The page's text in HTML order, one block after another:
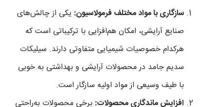
سازگاری با مواد مختلف فرمولاسیون: یکی از چالش‌های
صنایع آرایشی، امکان هم‌افزایی با ترکیباتی است که
هرکدام خصوصیات شیمیایی متفاوتی دارند. سیلیکات
سدیم جامد در محصولات آرایشی و بهداشتی به خوبی
با طیف وسیعی از مواد اولیه سازگار است.
افزایش ماندگاری محصولات: برخی محصولات به‌راحتی